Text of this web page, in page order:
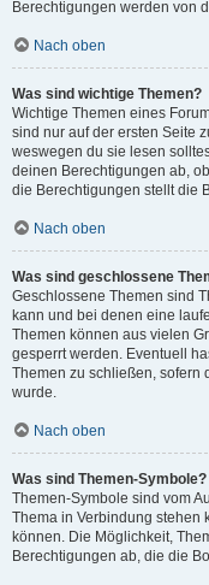
Berechtigungen werden von
Nach oben
Was sind wichtige Themen?
Wichtige Themen eines
sind nur auf der ersten Seite
weswegen du sie lesen
deinen Berechtigungen ab,
die Berechtigungen stellt die
Nach oben
Was sind geschlossene
Geschlossene Themen sind
kann und bei denen eine
Themen können aus vielen
gesperrt werden. Eventuell
Themen zu schließen, sofern
wurde.
Nach oben
Was sind Themen-Symbole?
Themen-Symbole sind vom
Thema in Verbindung stehen
können. Die Möglichkeit,
Berechtigungen ab, die die